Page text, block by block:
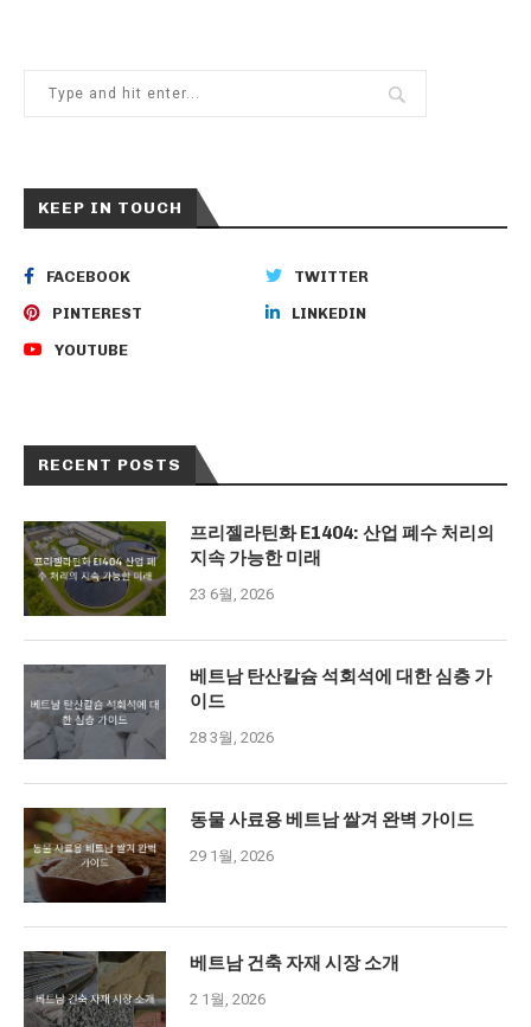
KEEP IN TOUCH
FACEBOOK TWITTER
PINTEREST LINKEDIN
YOUTUBE
RECENT POSTS
프리젤라틴화 E1404: 산업 폐수 처리의
지속 가능한 미래
23 6월, 2026
베트남 탄산칼슘 석회석에 대한 심층 가
이드
28 3월, 2026
동물 사료용 베트남 쌀겨 완벽 가이드
29 1월, 2026
베트남 건축 자재 시장 소개
2 1월, 2026